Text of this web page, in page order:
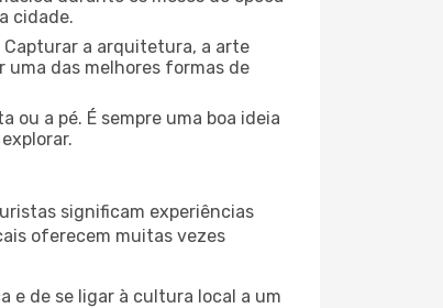
cidade.
Capturar a arquitetura, a arte
uma das melhores formas de
ou a pé. É sempre uma boa ideia
significam experiências
oferecem muitas vezes
e de se ligar à cultura local a um